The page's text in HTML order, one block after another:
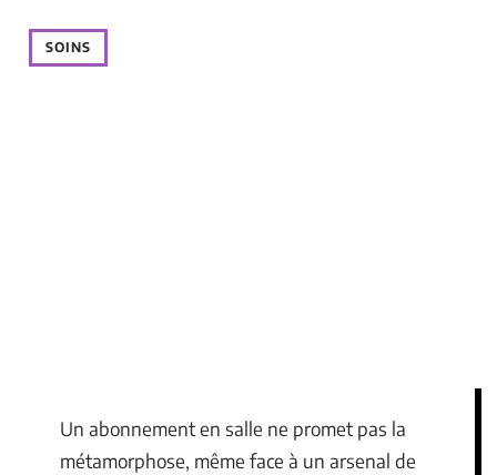
SOINS
Un abonnement en salle ne promet pas la
métamorphose, même face à un arsenal de